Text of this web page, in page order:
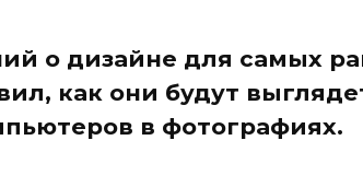
о дизайне для самых
как они будут
в фотографиях.